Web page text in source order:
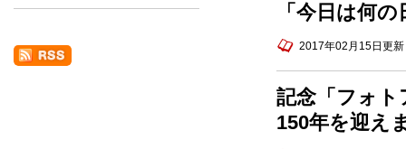
「今日は何
2017年02月15日更新
記念「フォト
150年を迎え
れ」